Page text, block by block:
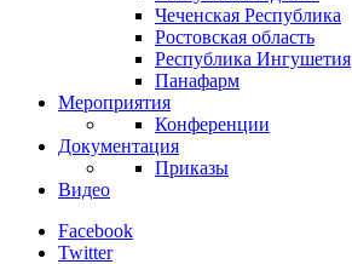
Чеченская Республика
Ростовская область
Республика Ингушетия
Панафарм
Мероприятия
Конференции
Документация
Приказы
Видео
Facebook
Twitter